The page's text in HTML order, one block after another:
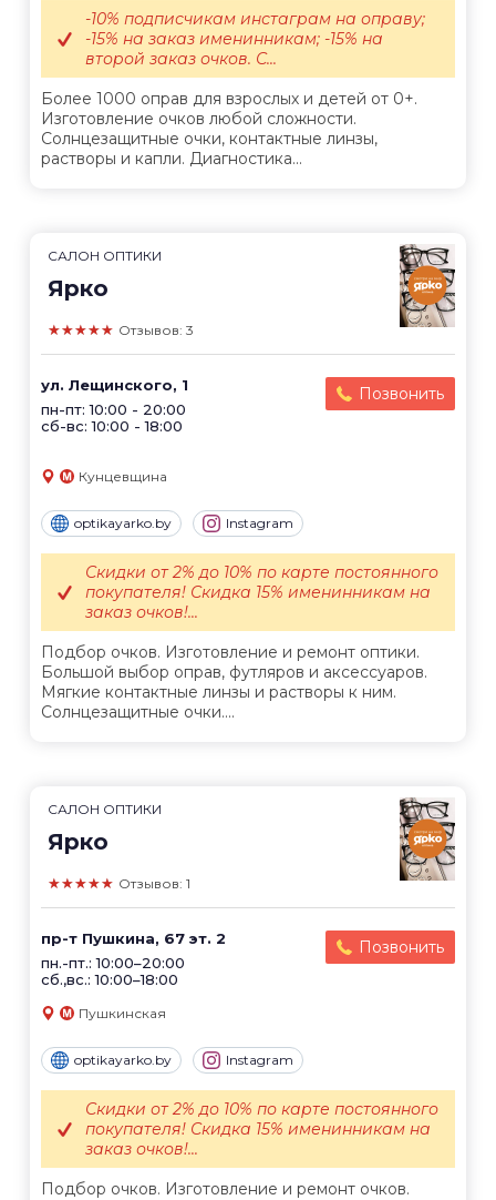
Более 1000 оправ для взрослых и детей от 0+.
Изготовление очков любой сложности.
Солнцезащитные очки, контактные линзы,
растворы и капли. Диагностика...
-10% подписчикам инстаграм на оправу;
-15% на заказ именинникам; -15% на
второй заказ очков. С...
САЛОН ОПТИКИ
Ярко
★★★★★ Отзывов: 3
ул. Лещинского, 1
пн-пт: 10:00 - 20:00
сб-вс: 10:00 - 18:00
Позвонить
Кунцевщина
optikayarko.by Instagram
Подбор очков. Изготовление и ремонт оптики.
Большой выбор оправ, футляров и аксессуаров.
Мягкие контактные линзы и растворы к ним.
Солнцезащитные очки....
Скидки от 2% до 10% по карте постоянного
покупателя! Скидка 15% именинникам на
заказ очков!...
САЛОН ОПТИКИ
Ярко
★★★★★ Отзывов: 1
пр-т Пушкина, 67 эт. 2
пн.-пт.: 10:00–20:00
сб.,вс.: 10:00–18:00
Позвонить
Пушкинская
optikayarko.by Instagram
Подбор очков. Изготовление и ремонт очков.
Скидки от 2% до 10% по карте постоянного
покупателя! Скидка 15% именинникам на
заказ очков!...